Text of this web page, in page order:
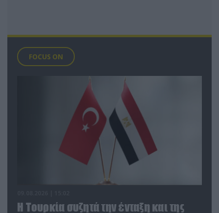
FOCUS ON
Η Τουρκία συζητά την ένταξη και της